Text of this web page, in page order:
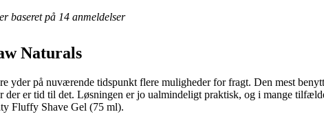
baseret på 14 anmeldelser
Naturals
yder på nuværende tidspunkt flere muligheder for fragt. Den mest
der er tid til det. Løsningen er jo ualmindeligt praktisk, og i mange
Fluffy Shave Gel (75 ml).